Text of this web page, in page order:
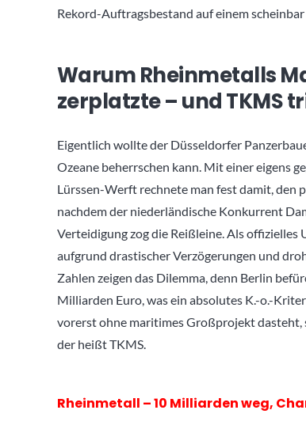
Rekord-Auftragsbestand auf einem
Warum Rheinmetalls
zerplatzte – und TKMS
Eigentlich wollte der Düsseldorfer
Ozeane beherrschen kann. Mit einer eigens
Lürssen-Werft rechnete man fest damit,
nachdem der niederländische Konkurrent
Verteidigung zog die Reißleine. Als
aufgrund drastischer Verzögerungen und
Zahlen zeigen das Dilemma, denn Berlin
Milliarden Euro, was ein absolutes K.-o.-
vorerst ohne maritimes Großprojekt
der heißt TKMS.
Rheinmetall – 10 Milliarden weg,